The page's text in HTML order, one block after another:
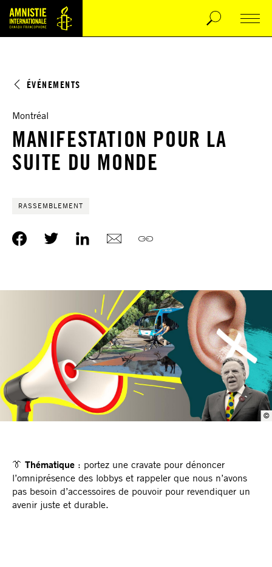
ÉVÉNEMENTS
Montréal
MANIFESTATION POUR LA
SUITE DU MONDE
RASSEMBLEMENT
©
👔 Thématique : portez une cravate pour dénoncer
l’omniprésence des lobbys et rappeler que nous n’avons
pas besoin d’accessoires de pouvoir pour revendiquer un
avenir juste et durable.